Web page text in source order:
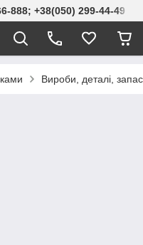
888; +38(050) 299-44-49
Вироби, деталі,